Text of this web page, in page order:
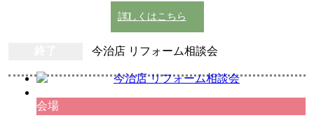
詳しくはこちら
今治店 リフォーム相談会
会場